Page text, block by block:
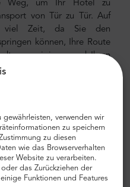
verwenden wir
zu speichern
zu diesen
wie das Browserverhalten
Website zu verarbeiten.
das Zurückziehen der
Funktionen und Features
Weg, um Ihr Hotel zu
von Tür zu Tür. Auf
viel Zeit, da Sie den
können, Ihre Route
zu navigieren und Ihren
und
Reservieren Sie eines
Trip-Advisor-Benutzern
Tür-Transport in neuen,
Autos, Minivans
aus erfahrenen